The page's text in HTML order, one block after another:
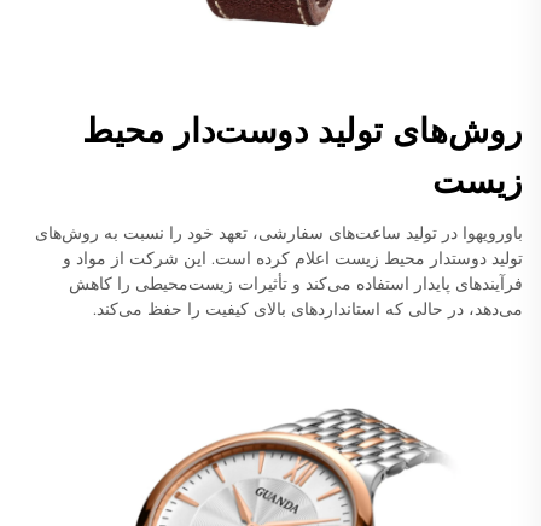
روش‌های تولید دوست‌دار محیط
زیست
باورویهوا در تولید ساعت‌های سفارشی، تعهد خود را نسبت به روش‌های
تولید دوستدار محیط زیست اعلام کرده است. این شرکت از مواد و
فرآیندهای پایدار استفاده می‌کند و تأثیرات زیست‌محیطی را کاهش
می‌دهد، در حالی که استانداردهای بالای کیفیت را حفظ می‌کند.